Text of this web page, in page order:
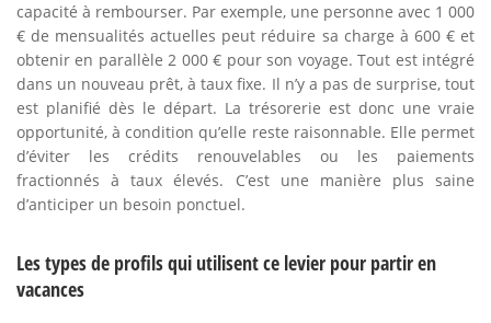
capacité à rembourser. Par exemple, une personne avec 1 000
€ de mensualités actuelles peut réduire sa charge à 600 € et
obtenir en parallèle 2 000 € pour son voyage. Tout est intégré
dans un nouveau prêt, à taux fixe. Il n’y a pas de surprise, tout
est planifié dès le départ. La trésorerie est donc une vraie
opportunité, à condition qu’elle reste raisonnable. Elle permet
d’éviter les crédits renouvelables ou les paiements
fractionnés à taux élevés. C’est une manière plus saine
d’anticiper un besoin ponctuel.
Les types de profils qui utilisent ce levier pour partir en
vacances